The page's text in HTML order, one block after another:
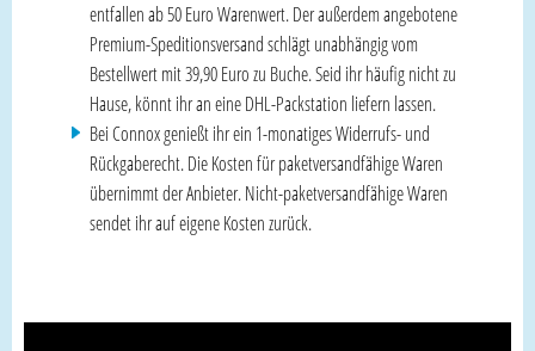
entfallen ab 50 Euro Warenwert. Der außerdem angebotene
Premium-Speditionsversand schlägt unabhängig vom
Bestellwert mit 39,90 Euro zu Buche. Seid ihr häufig nicht zu
Hause, könnt ihr an eine DHL-Packstation liefern lassen.
Bei Connox genießt ihr ein 1-monatiges Widerrufs- und
Rückgaberecht. Die Kosten für paketversandfähige Waren
übernimmt der Anbieter. Nicht-paketversandfähige Waren
sendet ihr auf eigene Kosten zurück.